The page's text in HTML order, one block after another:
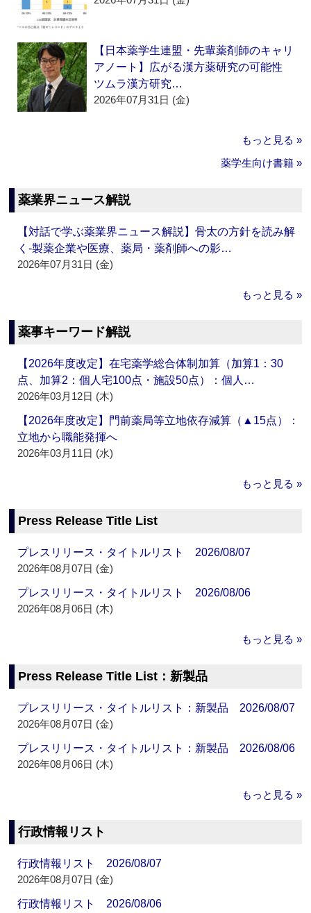
【日本薬学生連盟・先輩薬剤師のキャリ
アノート】広がる漢方薬研究の可能性
ツムラ漢方研究…
2026年07月31日 (金)
もっと見る »
薬学生向け書籍 »
薬業界ニュース解説
【対話で学ぶ薬業界ニュース解説】骨太の方針を読み解
く‐製薬企業や医療、薬局・薬剤師への影…
2026年07月31日 (金)
もっと見る »
薬事キーワード解説
【2026年度改定】在宅薬学総合体制加算（加算1：30
点、加算2：個人宅100点・施設50点）：個人…
2026年03月12日 (木)
【2026年度改定】門前薬局等立地依存減算（▲15点）：
立地から職能発揮へ
2026年03月11日 (水)
もっと見る »
Press Release Title List
プレスリリース・タイトルリスト 2026/08/07
2026年08月07日 (金)
プレスリリース・タイトルリスト 2026/08/06
2026年08月06日 (木)
もっと見る »
Press Release Title List：新製品
プレスリリース・タイトルリスト：新製品 2026/08/07
2026年08月07日 (金)
プレスリリース・タイトルリスト：新製品 2026/08/06
2026年08月06日 (木)
もっと見る »
行政情報リスト
行政情報リスト 2026/08/07
2026年08月07日 (金)
行政情報リスト 2026/08/06